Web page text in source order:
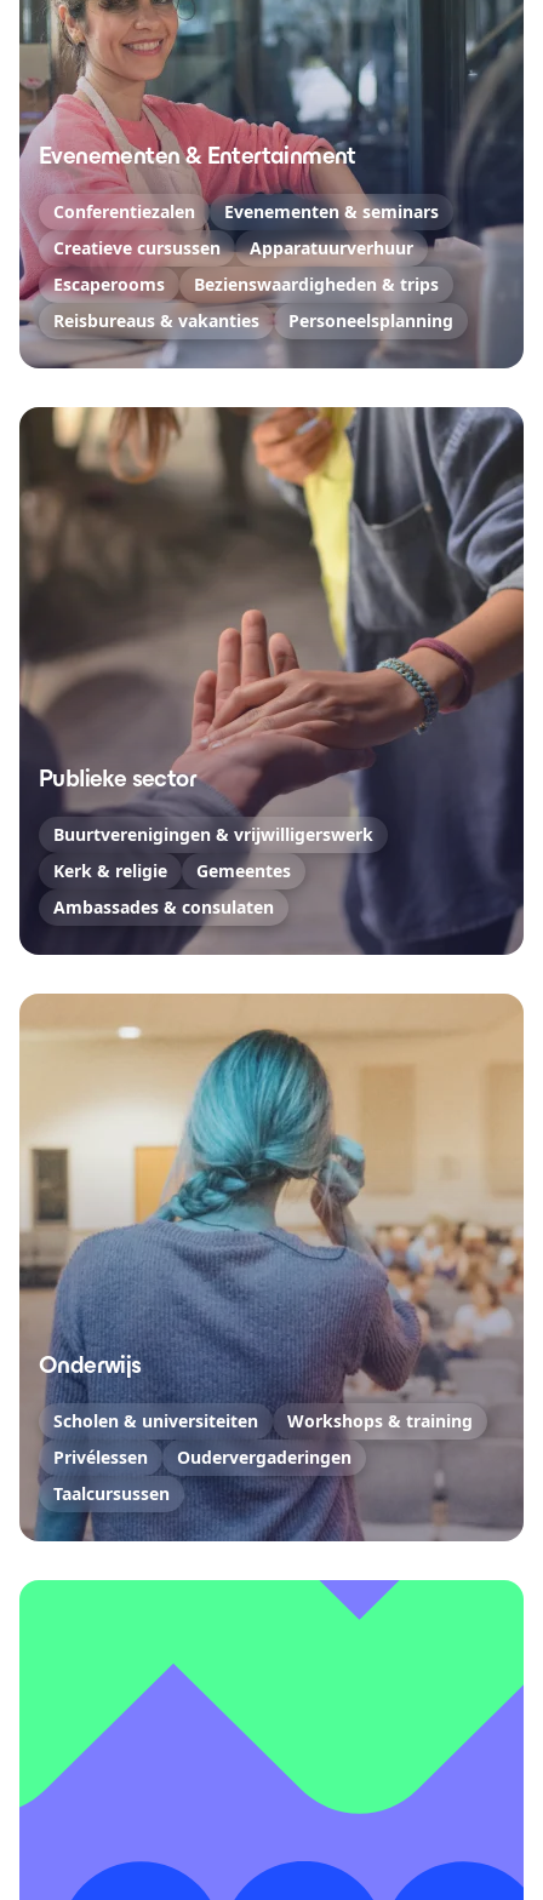
Evenementen & Entertainment
Conferentiezalen
Evenementen & seminars
Creatieve cursussen
Apparatuurverhuur
Escaperooms
Bezienswaardigheden & trips
Reisbureaus & vakanties
Personeelsplanning
Publieke sector
Buurtverenigingen & vrijwilligerswerk
Kerk & religie
Gemeentes
Ambassades & consulaten
Onderwijs
Scholen & universiteiten
Workshops & training
Privélessen
Oudervergaderingen
Taalcursussen